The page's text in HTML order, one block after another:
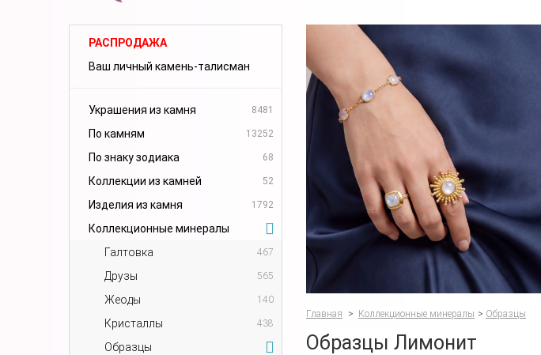
РАСПРОДАЖА
Ваш личный камень-талисман
Украшения из камня 8481
По камням 13252
По знаку зодиака 68
Коллекции из камней 52
Изделия из камня 1792
Коллекционные минералы
Галтовка
467
Друзы 565
Жеоды 140
Кристаллы 438
Образцы
Главная > Коллекционные минералы > Образцы
Образцы Лимонит